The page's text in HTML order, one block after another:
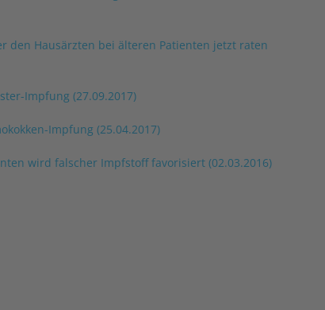
den Hausärzten bei älteren Patienten jetzt raten
Impfung (27.09.2017)
Impfung (25.04.2017)
wird falscher Impfstoff favorisiert (02.03.2016)